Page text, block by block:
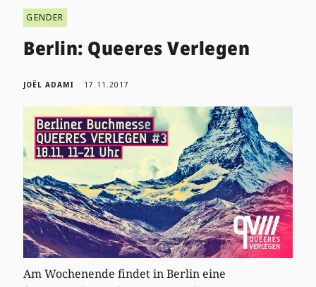
GENDER
Berlin: Queeres Verlegen
JOËL ADAMI 17.11.2017
Am Wochenende findet in Berlin eine